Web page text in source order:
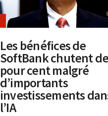
Les bénéfices de
SoftBank chutent
pour cent malgré
d’importants
investissements
l’IA